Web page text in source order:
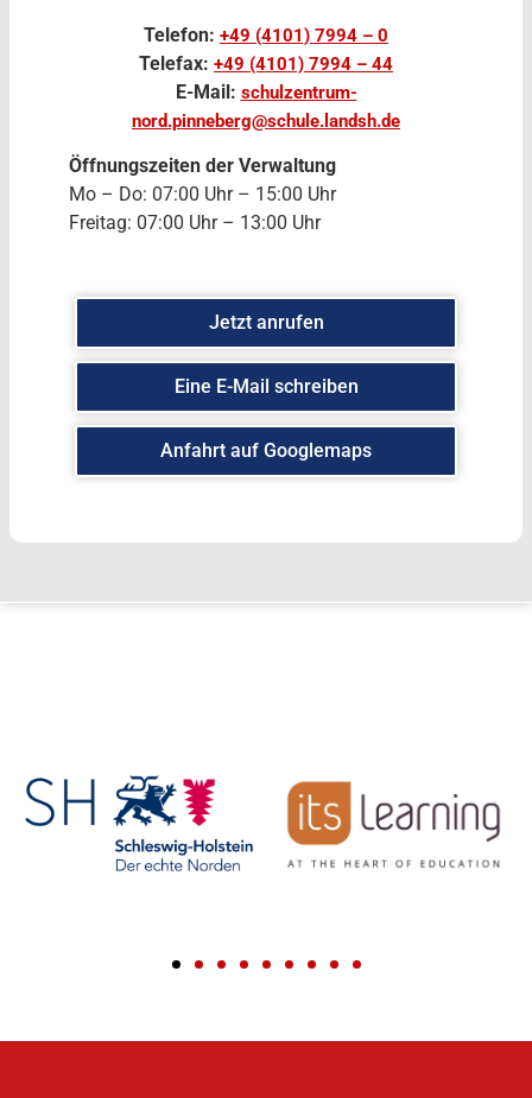
Telefon: +49 (4101) 7994 – 0
Telefax: +49 (4101) 7994 – 44
E-Mail: schulzentrum-
nord.pinneberg@schule.landsh.de
Öffnungszeiten der Verwaltung
Mo – Do: 07:00 Uhr – 15:00 Uhr
Freitag: 07:00 Uhr – 13:00 Uhr
Jetzt anrufen
Eine E-Mail schreiben
Anfahrt auf Googlemaps